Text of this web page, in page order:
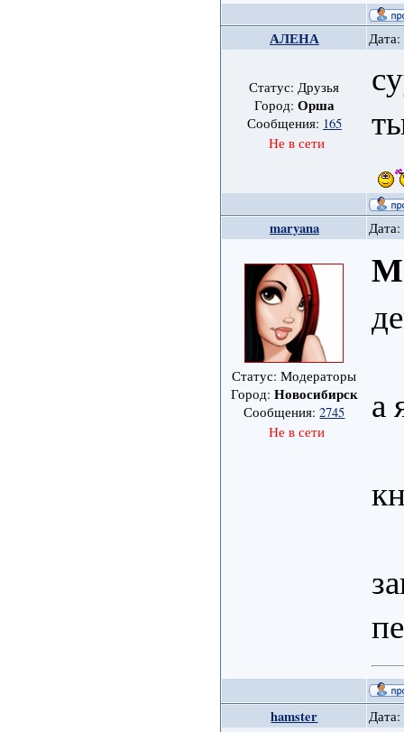
АЛЕНА
Статус: Друзья
Город: Орша
Сообщения: 165
Не в сети
maryana
Статус: Модераторы
Город: Новосибирск
Сообщения:2745
Не в сети
а
hamster